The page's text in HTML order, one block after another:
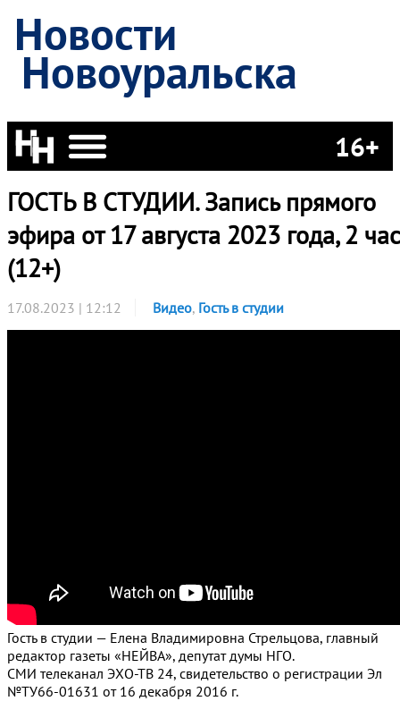
Новости
Новоуральска
16+
ГОСТЬ В СТУДИИ. Запись прямого
эфира от 17 августа 2023 года, 2
(12+)
17.08.2023 | 12:12 Видео, Гость в студии
Гость в студии — Елена Владимировна Стрельцова, главный
редактор газеты «НЕЙВА», депутат думы НГО.
СМИ телеканал ЭХО-ТВ 24, свидетельство о регистрации Эл
№ТУ66-01631 от 16 декабря 2016 г.